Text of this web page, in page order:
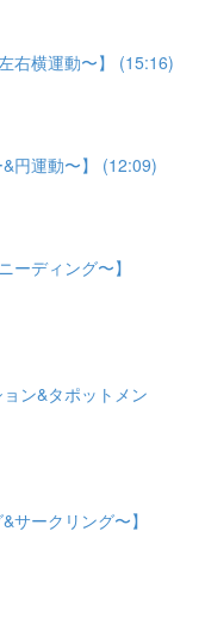
右横運動〜】 (15:16)
&円運動〜】 (12:09)
ーディング〜】
ン&タポットメン
サークリング〜】